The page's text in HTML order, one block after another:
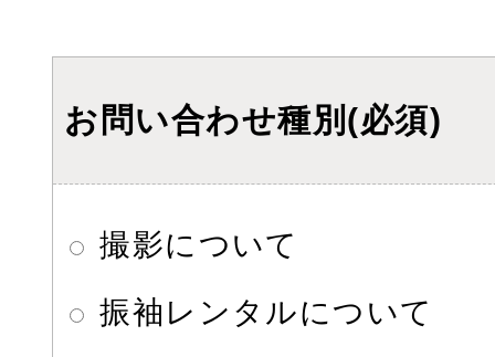
お問い合わせ種別(必須)
撮影について
振袖レンタルについて